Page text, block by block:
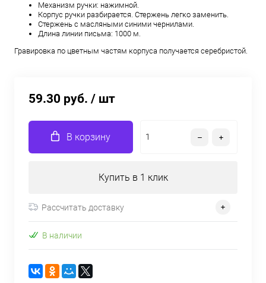
Механизм ручки: нажимной.
Корпус ручки разбирается. Стержень легко заменить.
Стержень с масляными синими чернилами.
Длина линии письма: 1000 м.
Гравировка по цветным частям корпуса получается серебристой.
59.30 руб. / шт
В корзину
Купить в 1 клик
Рассчитать доставку
В наличии